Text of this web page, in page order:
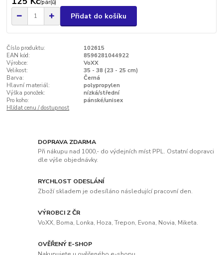
/pár(ů)
Přidat do košíku
Číslo produktu:
102615
EAN kód:
8596281044922
Výrobce:
VoXX
Velikost:
35 - 38 (23 - 25 cm)
Barva:
Černá
Hlavní materiál:
polypropylen
Výška ponožek:
nízká/střední
Pro koho:
pánské/unisex
Hlídat cenu / dostupnost
DOPRAVA ZDARMA
Při nákupu nad 1000,- do výdejních míst PPL. Ostatní dopravci
dle výše objednávky.
RYCHLOST ODESLÁNÍ
Zboží skladem je odesíláno následující pracovní den.
VÝROBCI Z ČR
VoXX, Boma, Lonka, Hoza, Trepon, Evona, Novia, Miketa.
OVĚŘENÝ E-SHOP